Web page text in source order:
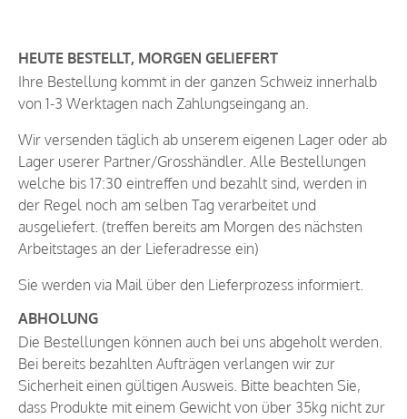
HEUTE BESTELLT, MORGEN GELIEFERT
Ihre Bestellung kommt in der ganzen Schweiz innerhalb
von 1-3 Werktagen nach Zahlungseingang an.
Wir versenden täglich ab unserem eigenen Lager oder ab
Lager userer Partner/Grosshändler. Alle Bestellungen
welche bis 17:30 eintreffen und bezahlt sind, werden in
der Regel noch am selben Tag verarbeitet und
ausgeliefert. (treffen bereits am Morgen des nächsten
Arbeitstages an der Lieferadresse ein)
Sie werden via Mail über den Lieferprozess informiert.
ABHOLUNG
Die Bestellungen können auch bei uns abgeholt werden.
Bei bereits bezahlten Aufträgen verlangen wir zur
Sicherheit einen gültigen Ausweis. Bitte beachten Sie,
dass Produkte mit einem Gewicht von über 35kg nicht zur